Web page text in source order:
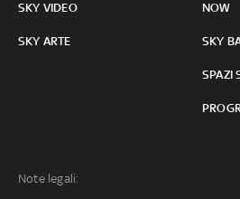
SKY VIDEO
SKY ARTE
NOW
SKY
SPAZI
Note legali: